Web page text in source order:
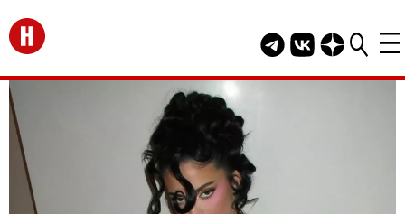
Перейти на главную
Telegram канал
Группа HELLO
Канал